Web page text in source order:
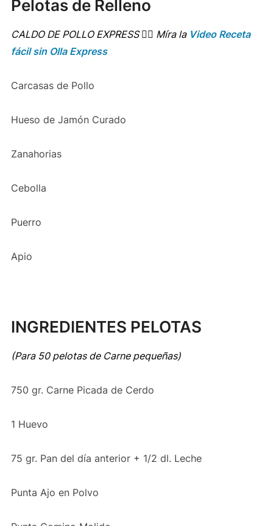
Pelotas de Relleno
CALDO DE POLLO EXPRESS 👉🏻 Mírala Video Receta
fácil sin Olla Express
Carcasas de Pollo
Hueso de Jamón Curado
Zanahorias
Cebolla
Puerro
Apio
INGREDIENTES PELOTAS
(Para 50 pelotas de Carne pequeñas)
750 gr. Carne Picada de Cerdo
1 Huevo
75 gr. Pan del día anterior + 1/2 dl. Leche
Punta Ajo en Polvo